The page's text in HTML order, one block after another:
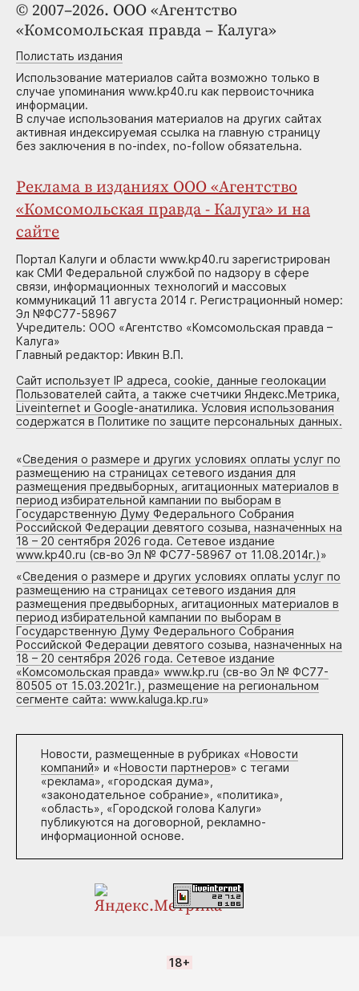
© 2007–2026. ООО «Агентство
«Комсомольская правда – Калуга»
Полистать издания
Использование материалов сайта возможно только в
случае упоминания www.kp40.ru как первоисточника
информации.
В случае использования материалов на других сайтах
активная индексируемая ссылка на главную страницу
без заключения в no-index, no-follow обязательна.
Реклама в изданиях ООО «Агентство
«Комсомольская правда - Калуга» и на
сайте
Портал Калуги и области www.kp40.ru зарегистрирован
как СМИ Федеральной службой по надзору в сфере
связи, информационных технологий и массовых
коммуникаций 11 августа 2014 г. Регистрационный номер:
Эл №ФС77-58967
Учредитель: ООО «Агентство «Комсомольская правда –
Калуга»
Главный редактор: Ивкин В.П.
Сайт использует IP адреса, cookie, данные геолокации
Пользователей сайта, а также счетчики Яндекс.Метрика,
Liveinternet и Google-анатилика. Условия использования
содержатся в Политике по защите персональных данных.
«Сведения о размере и других условиях оплаты услуг по
размещению на страницах сетевого издания для
размещения предвыборных, агитационных материалов в
период избирательной кампании по выборам в
Государственную Думу Федерального Собрания
Российской Федерации девятого созыва, назначенных на
18 – 20 сентября 2026 года. Сетевое издание
www.kp40.ru (св-во Эл № ФС77-58967 от 11.08.2014г.)»
«Сведения о размере и других условиях оплаты услуг по
размещению на страницах сетевого издания для
размещения предвыборных, агитационных материалов в
период избирательной кампании по выборам в
Государственную Думу Федерального Собрания
Российской Федерации девятого созыва, назначенных на
18 – 20 сентября 2026 года. Сетевое издание
«Комсомольская правда» www.kp.ru (св-во Эл № ФС77-
80505 от 15.03.2021г.), размещение на региональном
сегменте сайта: www.kaluga.kp.ru»
Новости, размещенные в рубриках «Новости
компаний» и «Новости партнеров» с тегами
«реклама», «городская дума»,
«законодательное собрание», «политика»,
«область», «Городской голова Калуги»
публикуются на договорной, рекламно-
информационной основе.
18+